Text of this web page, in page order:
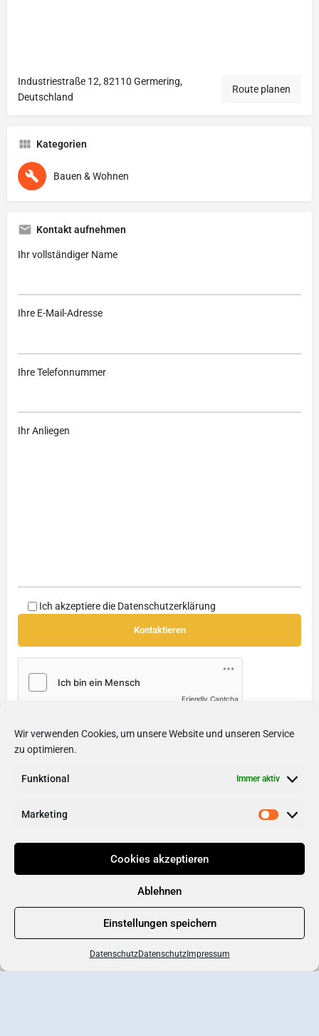
Wir verwenden Cookies, um unsere Website und unseren Service
zu optimieren.
Funktional Immer aktiv
Marketing
Cookies akzeptieren
Ablehnen
Einstellungen speichern
DatenschutzDatenschutzImpressum
Industriestraße 12, 82110 Germering,
Deutschland
Route planen
Kategorien
Bauen & Wohnen
Kontakt aufnehmen
Ihr vollständiger Name
Ihre E-Mail-Adresse
Ihre Telefonnummer
Ihr Anliegen
Ich akzeptiere die Datenschutzerklärung
Friendly Captcha
Soziale Medien
Internetseite